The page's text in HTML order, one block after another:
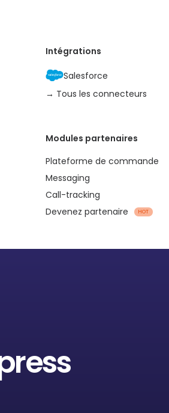
Intégrations
Salesforce
→ Tous les connecteurs
Modules partenaires
Plateforme de commande
Messaging
Call-tracking
Devenez partenaire
HOT